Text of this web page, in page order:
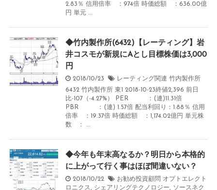
2.83％ 信用倍率 ：974倍 時価総額 ：636.00億
円 単元 ...
◆竹内製作所(6432)【レーティング】岩
井コスモが新規にAとし目標株価は3,000
円
2018/10/23 レーティング関連 竹内製作所
6432 竹内製作所 東1 2018-10-23終値2,396 前日
比-107（-4.27%） PER ：(連)11.31倍
PBR ：(連) 1.57倍 配当利回り：1.88％ 信用
倍率 ：19.37倍 時価総額 ：1,174.02億円 単元株
数 ： ...
◆今年も年末高なるか？明日から本格的
に上がって行く事はほぼ間違いない？
2018/10/22 お勧め投資顧問 オプトエレクト
ロニクス , シェアリングテクノロジー, ソースネク